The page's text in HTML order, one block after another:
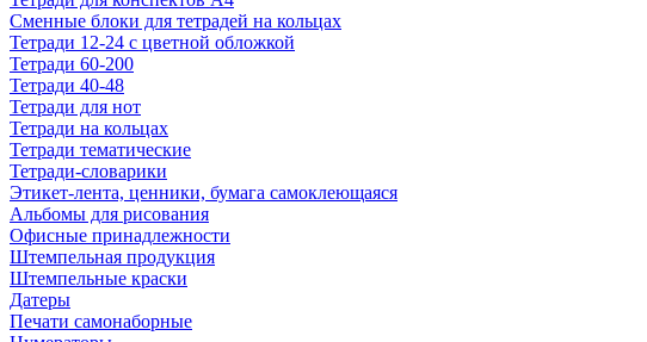
Сменные блоки для тетрадей на кольцах
Тетради 12-24 с цветной обложкой
Тетради 60-200
Тетради 40-48
Тетради для нот
Тетради на кольцах
Тетради тематические
Тетради-словарики
Этикет-лента, ценники, бумага самоклеющаяся
Альбомы для рисования
Офисные принадлежности
Штемпельная продукция
Штемпельные краски
Датеры
Печати самонаборные